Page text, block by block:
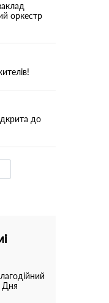
оркестр
до
Дня